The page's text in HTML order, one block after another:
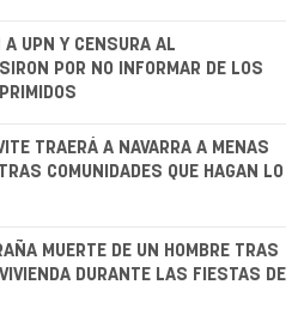
A UPN Y CENSURA AL
POR NO INFORMAR DE LOS
TRAERÁ A NAVARRA A MENAS
COMUNIDADES QUE HAGAN LO
MUERTE DE UN HOMBRE TRAS
DURANTE LAS FIESTAS DE